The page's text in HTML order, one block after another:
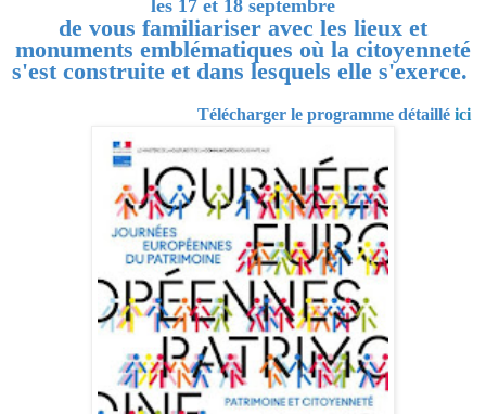
les 17 et 18 septembre
de vous familiariser avec les lieux et
monuments emblématiques où la citoyenneté
s'est construite et dans lesquels elle s'exerce.
Télécharger le programme détaillé ici